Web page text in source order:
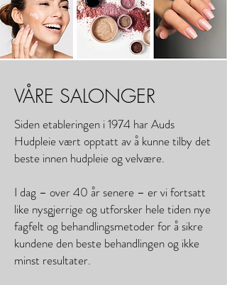
VÅRE SALONGER
Siden etableringen i 1974 har Auds
Hudpleie vært opptatt av å kunne tilby det
beste innen hudpleie og velvære.
I dag – over 40 år senere – er vi fortsatt
like nysgjerrige og utforsker hele tiden nye
fagfelt og behandlingsmetoder for å sikre
kundene den beste behandlingen og ikke
minst resultater.